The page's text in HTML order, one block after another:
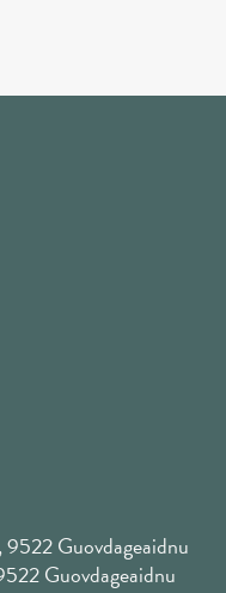
9522 Guovdageaidnu
Guovdageaidnu